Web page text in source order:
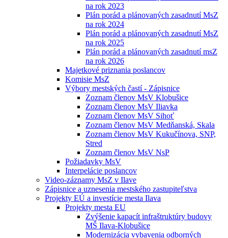
na rok 2023
Plán porád a plánovaných zasadnutí MsZ
na rok 2024
Plán porád a plánovaných zasadnutí MsZ
na rok 2025
Plán porád a plánovaných zasadnutí msZ
na rok 2026
Majetkové priznania poslancov
Komisie MsZ
Výbory mestských častí - Zápisnice
Zoznam členov MsV Klobušice
Zoznam členov MsV Iliavka
Zoznam členov MsV Sihoť
Zoznam členov MsV Medňanská, Skala
Zoznam členov MsV Kukučínova, SNP,
Stred
Zoznam členov MsV NsP
Požiadavky MsV
Interpelácie poslancov
Video-záznamy MsZ v Ilave
Zápisnice a uznesenia mestského zastupiteľstva
Projekty EÚ a investície mesta Ilava
Projekty mesta EU
Zvýšenie kapacít infraštruktúry budovy
MŠ Ilava-Klobušice
Modernizácia vybavenia odborných